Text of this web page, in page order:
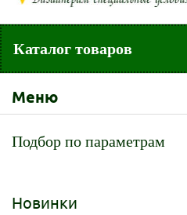
Каталог товаров
Меню
Подбор по параметрам
Новинки